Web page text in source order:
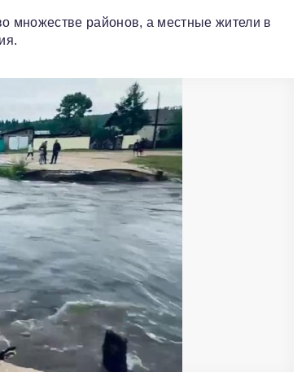
множестве районов, а местные жители в